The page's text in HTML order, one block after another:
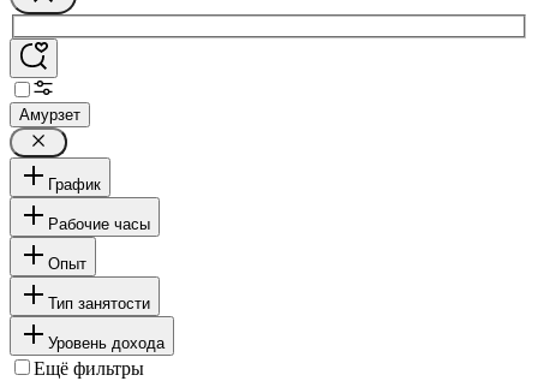
Амурзет
График
Рабочие часы
Опыт
Тип занятости
Уровень дохода
Ещё фильтры